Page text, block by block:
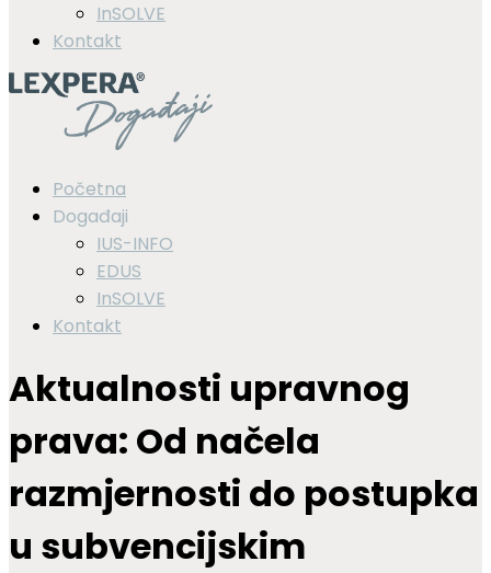
InSOLVE
Kontakt
Početna
Događaji
IUS-INFO
EDUS
InSOLVE
Kontakt
Aktualnosti upravnog
prava: Od načela
razmjernosti do postupka
u subvencijskim